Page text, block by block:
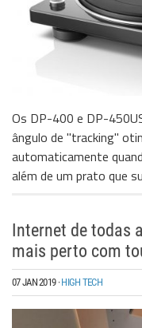
Os DP-400 e DP-
ângulo de "tracking"
automaticamente
além de um prato que
Internet de todas
mais perto com
07 JAN 2019·HIGH TECH